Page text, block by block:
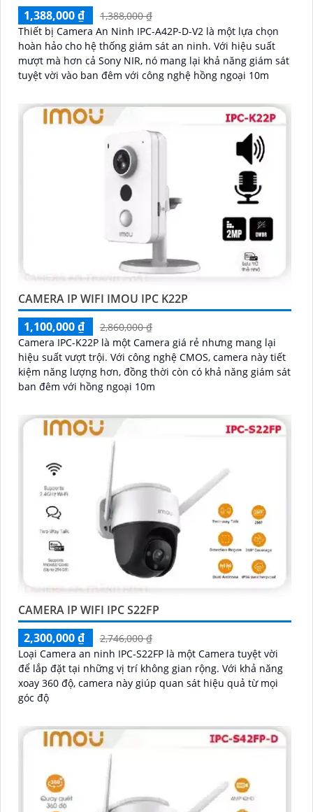
1,388,000 ₫
1,388,000 ₫
Thiết bị Camera An Ninh IPC-A42P-D-V2 là một lựa chọn
hoàn hảo cho hệ thống giám sát an ninh. Với hiệu suất
mượt mà hơn cả Sony NIR, nó mang lại khả năng giám sát
tuyệt vời vào ban đêm với công nghệ hồng ngoại 10m
CAMERA IP WIFI IMOU IPC K22P
1,100,000 ₫
2,860,000 ₫
Camera IPC-K22P là một Camera giá rẻ nhưng mang lại
hiệu suất vượt trội. Với công nghệ CMOS, camera này tiết
kiệm năng lượng hơn, đồng thời còn có khả năng giám sát
ban đêm với hồng ngoại 10m
CAMERA IP WIFI IPC S22FP
2,300,000 ₫
2,746,000 ₫
Loại Camera an ninh IPC-S22FP là một Camera tuyệt vời
để lắp đặt tại những vị trí không gian rộng. Với khả năng
xoay 360 độ, camera này giúp quan sát hiệu quả từ mọi
góc độ